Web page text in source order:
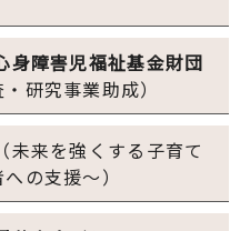
障害児福祉基金財団
研究事業助成）
（未来を強くする子育て
の支援～）